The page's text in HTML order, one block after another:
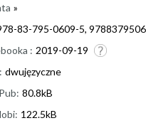
»
83-795-0609-5,
: 2019-09-19
dwujęzyczne
80.8kB
122.5kB